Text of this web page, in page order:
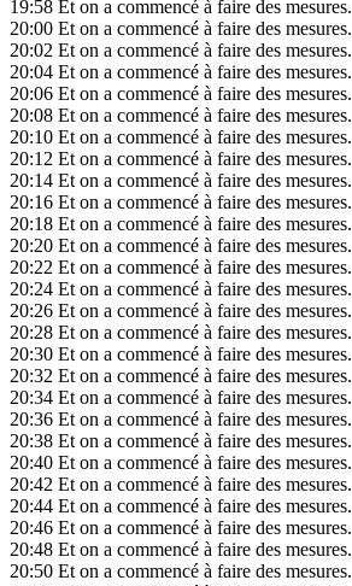
19:58 Et on a commencé à faire des mesures.
20:00 Et on a commencé à faire des mesures.
20:02 Et on a commencé à faire des mesures.
20:04 Et on a commencé à faire des mesures.
20:06 Et on a commencé à faire des mesures.
20:08 Et on a commencé à faire des mesures.
20:10 Et on a commencé à faire des mesures.
20:12 Et on a commencé à faire des mesures.
20:14 Et on a commencé à faire des mesures.
20:16 Et on a commencé à faire des mesures.
20:18 Et on a commencé à faire des mesures.
20:20 Et on a commencé à faire des mesures.
20:22 Et on a commencé à faire des mesures.
20:24 Et on a commencé à faire des mesures.
20:26 Et on a commencé à faire des mesures.
20:28 Et on a commencé à faire des mesures.
20:30 Et on a commencé à faire des mesures.
20:32 Et on a commencé à faire des mesures.
20:34 Et on a commencé à faire des mesures.
20:36 Et on a commencé à faire des mesures.
20:38 Et on a commencé à faire des mesures.
20:40 Et on a commencé à faire des mesures.
20:42 Et on a commencé à faire des mesures.
20:44 Et on a commencé à faire des mesures.
20:46 Et on a commencé à faire des mesures.
20:48 Et on a commencé à faire des mesures.
20:50 Et on a commencé à faire des mesures.